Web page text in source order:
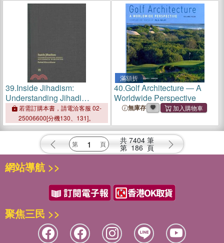
39.Inside Jihadism:
Understanding Jihadi
Movements Worldwide
若需訂購本書，請電洽客服 02-
25006600[分機130、131]。
滿額折
40.Golf Architecture ― A
Worldwide Perspective
無庫存
共 7404 筆
第 186 頁
網站導航 >>
聚焦三民 >>